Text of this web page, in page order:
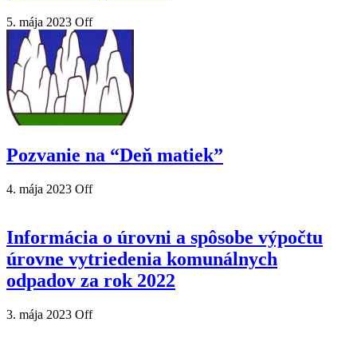
5. mája 2023 Off
Pozvanie na “Deň matiek”
4. mája 2023 Off
Informácia o úrovni a spôsobe výpočtu
úrovne vytriedenia komunálnych
odpadov za rok 2022
3. mája 2023 Off